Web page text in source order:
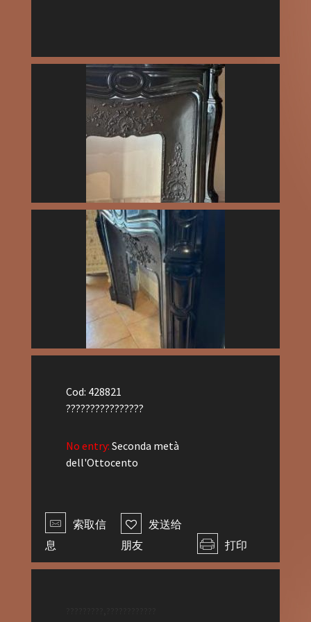
Cod: 428821
????????????????
No entry: Seconda metà
dell'Ottocento
索取信
息
发送给
朋友
打印